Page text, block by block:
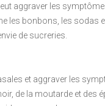
aggraver les
les bonbons, les sodas
de sucreries.
et aggraver les
de la moutarde et des